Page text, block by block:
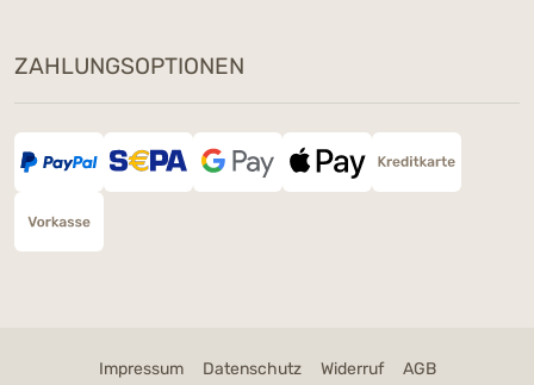
ZAHLUNGSOPTIONEN
Impressum Datenschutz Widerruf AGB
Deinen Gratis-Snack – nur solange der Vorrat